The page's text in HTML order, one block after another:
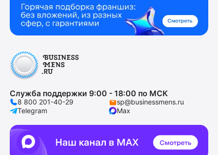
Служба поддержки 9:00 - 18:00 по МСК
8 800 201-40-29
sp@businessmens.ru
Telegram
Max